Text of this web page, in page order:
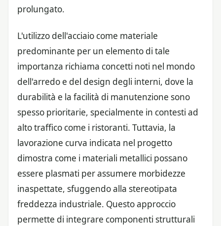
prolungato.
L'utilizzo dell'acciaio come materiale
predominante per un elemento di tale
importanza richiama concetti noti nel mondo
dell'arredo e del design degli interni, dove la
durabilità e la facilità di manutenzione sono
spesso prioritarie, specialmente in contesti ad
alto traffico come i ristoranti. Tuttavia, la
lavorazione curva indicata nel progetto
dimostra come i materiali metallici possano
essere plasmati per assumere morbidezze
inaspettate, sfuggendo alla stereotipata
freddezza industriale. Questo approccio
permette di integrare componenti strutturali